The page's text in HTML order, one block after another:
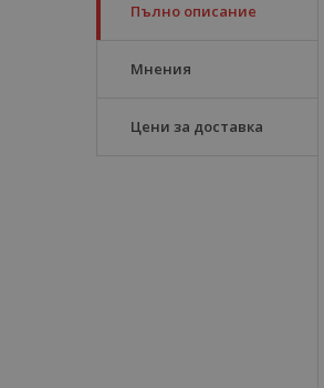
Пълно описание
Мнения
Цени за доставка